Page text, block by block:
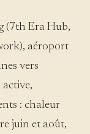
(7th Era Hub,
aéroport
vers
: chaleur
juin et août,